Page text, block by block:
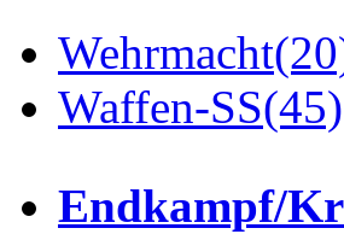
Wehrmacht
Waffen-SS(45)
Endkampf/